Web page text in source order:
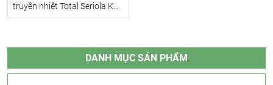
truyền nhiệt Total Seriola K...
DANH MỤC SẢN PHẨM